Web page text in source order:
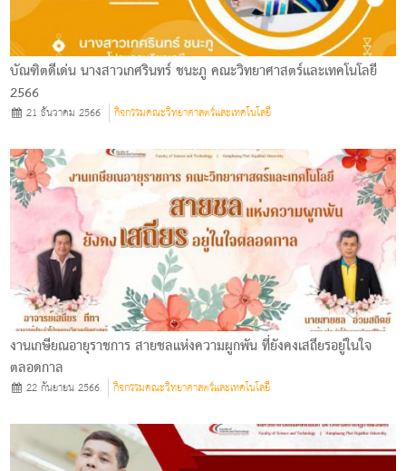
บัณฑิตดีเด่น นางสาวเกศรินทร์ ชนะภู คณะวิทยาศาสตร์และเทคโนโลยี
2566
21 ธันวาคม 2566 กิจกรรมคณะวิทยาศาสตร์และเทคโนโลยี
งานเกษียณอายุราชการ สายชลแห่งความผูกพัน ที่ยังคงเสถียรอยู่ในใจ
ตลอดกาล
22 กันยายน 2566 กิจกรรมคณะวิทยาศาสตร์และเทคโนโลยี